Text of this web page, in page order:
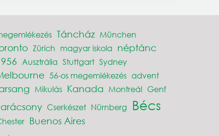
Táncház München
Zürich magyar iskola néptánc
Ausztrália Stuttgart Sydney
56-os megemlékezés advent
Mikulás Kanada Montreál Genf
Cserkészet Nürnberg Bécs
Buenos Aires